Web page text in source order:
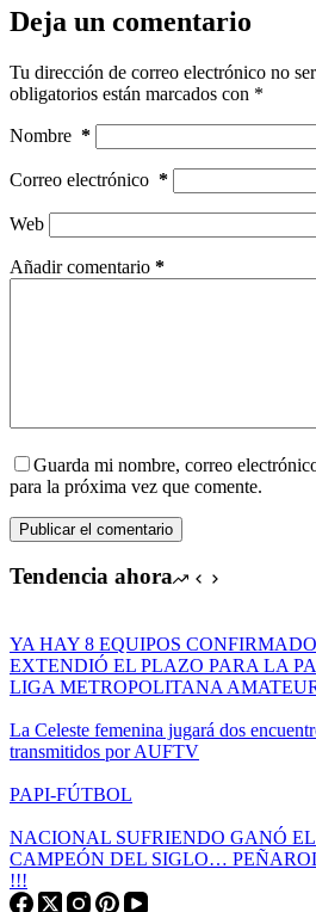
Deja un comentario
Tu dirección de correo electrónico no
obligatorios están marcados con *
Nombre *
Correo electrónico *
Web
Añadir comentario *
Guarda mi nombre, correo
para la próxima vez que comente.
Publicar el comentario
Tendencia ahora
YA HAY 8 EQUIPOS
EXTENDIÓ EL PLAZO PARA LA
LIGA METROPOLITANA
La Celeste femenina jugará dos
transmitidos por AUFTV
PAPI-FÚTBOL
NACIONAL SUFRIENDO GANÓ
CAMPEÓN DEL SIGLO…
!!!